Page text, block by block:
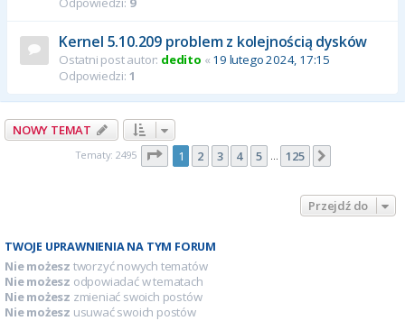
Kernel 5.10.209 problem z kolejnością dysków
Ostatni post autor: dedito « 19 lutego 2024, 17:15
Odpowiedzi: 1
NOWY TEMAT
Tematy: 2495 Strona z125
1 2 3 4 5 … 125
Przejdź do
TWOJE UPRAWNIENIA NA TYM FORUM
Nie możesz tworzyć nowych tematów
Nie możesz odpowiadać w tematach
Nie możesz zmieniać swoich postów
Nie możesz usuwać swoich postów